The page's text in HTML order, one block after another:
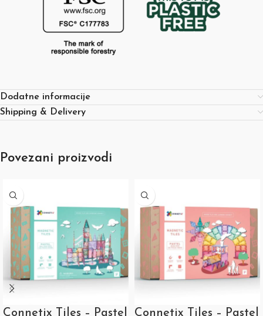
Dodatne informacije
Shipping & Delivery
Povezani proizvodi
Connetix Tiles – Pastel Connetix Tiles – Pastel